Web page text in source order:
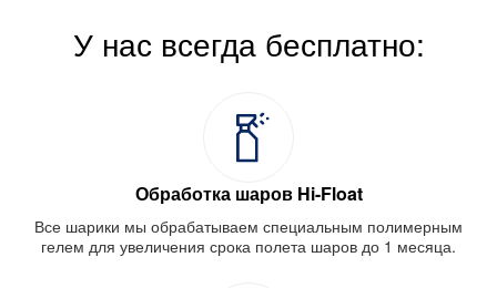
У нас всегда бесплатно:
Обработка шаров Hi-Float
Все шарики мы обрабатываем специальным полимерным
гелем для увеличения срока полета шаров до 1 месяца.